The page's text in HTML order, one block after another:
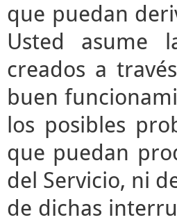
que puedan
Usted asume
creados a
buen
los posibles
que puedan
del Servicio, ni
de dichas